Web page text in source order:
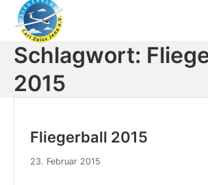
Zum
Inhalt
springen
Fliegerklub Carl
Schlagwort:
2015
Fliegerball 2015
23. Februar 2015